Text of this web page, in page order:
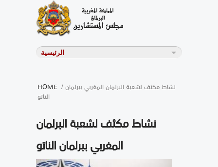
HOME / نشاط مكثف لشعبة البرلمان المغربي ببرلمان
الناتو
نشاط مكثف لشعبة البرلمان
المغربي ببرلمان الناتو